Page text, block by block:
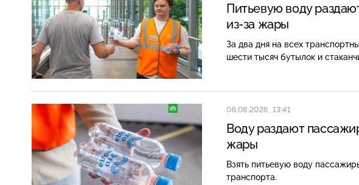
Питьевую воду
из-за жары
За два дня на всех
шести тысяч бутылок и
06.08.2026, 13:41
Воду раздают
жары
Взять питьевую воду
транспорта.